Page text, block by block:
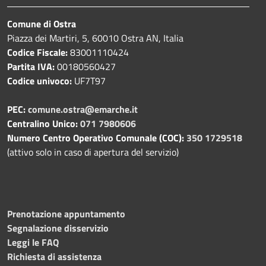
Comune di Ostra
Piazza dei Martiri, 5, 60010 Ostra AN, Italia
Codice Fiscale:83001110424
Partita IVA:00180560427
Codice univoco: UF7T97
PEC:comune.ostra@emarche.it
Centralino Unico:071 7980606
Numero Centro Operativo Comunale (COC): 350 1729518
(attivo solo in caso di apertura del servizio)
Prenotazione appuntamento
Segnalazione disservizio
Leggi le FAQ
Richiesta di assistenza